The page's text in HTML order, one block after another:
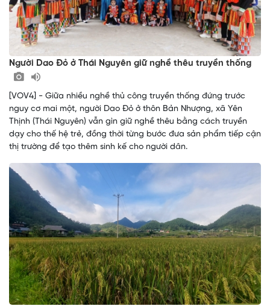
Người Dao Đỏ ở Thái Nguyên giữ nghề thêu truyền thống
[VOV4] - Giữa nhiều nghề thủ công truyền thống đứng trước
nguy cơ mai một, người Dao Đỏ ở thôn Bản Nhượng, xã Yên
Thịnh (Thái Nguyên) vẫn gìn giữ nghề thêu bằng cách truyền
dạy cho thế hệ trẻ, đồng thời từng bước đưa sản phẩm tiếp cận
thị trường để tạo thêm sinh kế cho người dân.